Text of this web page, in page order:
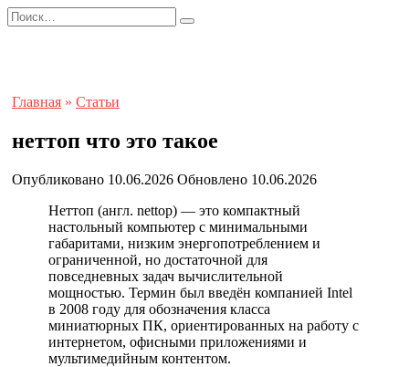
Перейти
к
Search
for:
Главная » Статьи
неттоп что это такое
Опубликовано 10.06.2026 Обновлено 10.06.2026
Неттоп (англ. nettop) — это компактный
настольный компьютер с минимальными
габаритами, низким энергопотреблением и
ограниченной, но достаточной для
повседневных задач вычислительной
мощностью. Термин был введён компанией Intel
в 2008 году для обозначения класса
миниатюрных ПК, ориентированных на работу с
интернетом, офисными приложениями и
мультимедийным контентом.